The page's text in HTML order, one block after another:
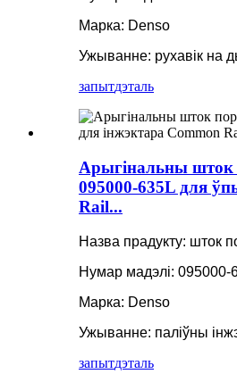
Марка: Denso
Ужыванне: рухавік на
запытдэталь
Арыгінальны
095000-635L для
Rail...
Назва прадукту: шток
Нумар мадэлі: 095000-
Марка: Denso
Ужыванне: паліўны
запытдэталь